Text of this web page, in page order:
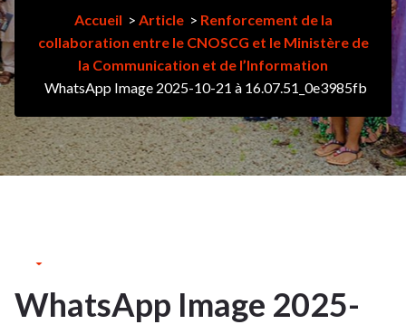
Accueil > Article> Renforcement de la
collaboration entre le CNOSCG et le Ministère de
la Communication et de l’Information
WhatsApp Image 2025-10-21 à 16.07.51_0e3985fb
WhatsApp Image 2025-